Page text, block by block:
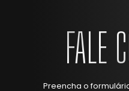
FALE
Preencha o